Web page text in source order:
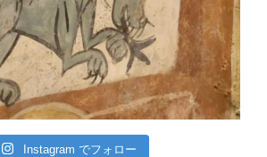
Instagram でフォロー